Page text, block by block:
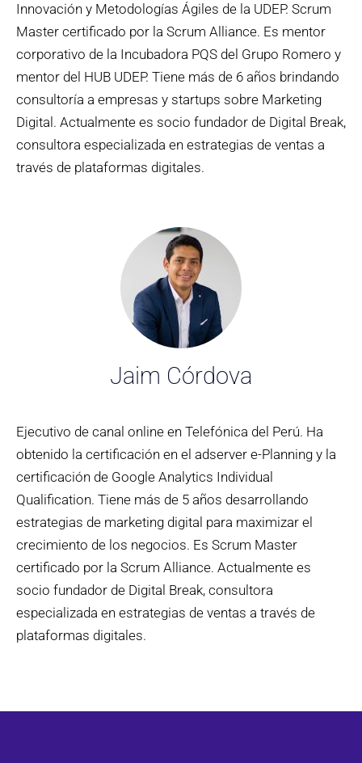
Innovación y Metodologías Ágiles de la UDEP. Scrum
Master certificado por la Scrum Alliance. Es mentor
corporativo de la Incubadora PQS del Grupo Romero y
mentor del HUB UDEP. Tiene más de 6 años brindando
consultoría a empresas y startups sobre Marketing
Digital. Actualmente es socio fundador de Digital Break,
consultora especializada en estrategias de ventas a
través de plataformas digitales.
Jaim Córdova
Ejecutivo de canal online en Telefónica del Perú. Ha
obtenido la certificación en el adserver e-Planning y la
certificación de Google Analytics Individual
Qualification. Tiene más de 5 años desarrollando
estrategias de marketing digital para maximizar el
crecimiento de los negocios. Es Scrum Master
certificado por la Scrum Alliance. Actualmente es
socio fundador de Digital Break, consultora
especializada en estrategias de ventas a través de
plataformas digitales.